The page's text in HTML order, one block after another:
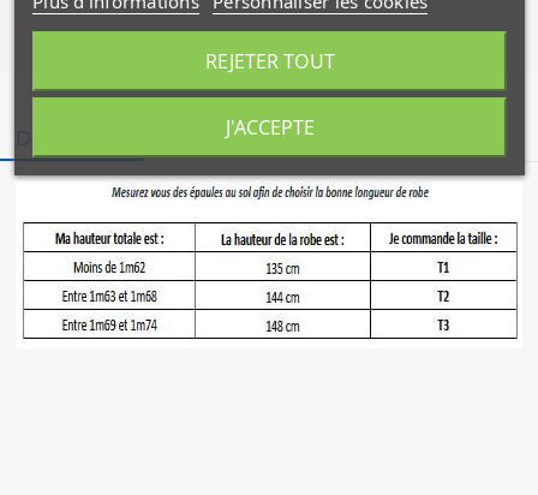
Description Détails du produit
REJETER TOUT
J'ACCEPTE